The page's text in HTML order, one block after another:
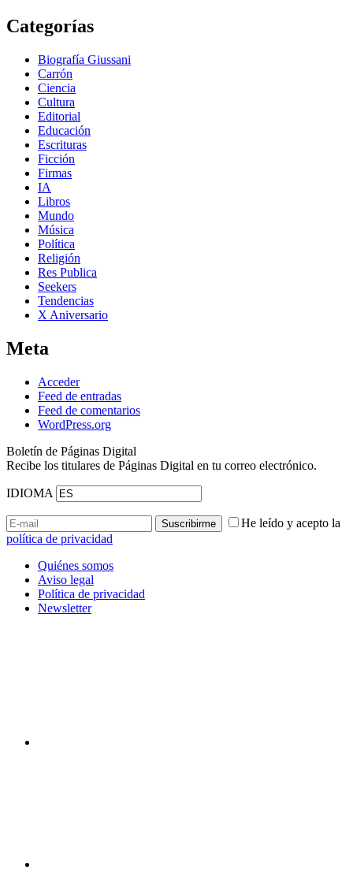
Categorías
Biografía Giussani
Carrón
Ciencia
Cultura
Editorial
Educación
Escrituras
Ficción
Firmas
IA
Libros
Mundo
Música
Política
Religión
Res Publica
Seekers
Tendencias
X Aniversario
Meta
Acceder
Feed de entradas
Feed de comentarios
WordPress.org
Boletín de Páginas Digital
Recibe los titulares de Páginas Digital en tu correo electrónico.
IDIOMA
He leído y acepto la
política de privacidad
Quiénes somos
Aviso legal
Política de privacidad
Newsletter